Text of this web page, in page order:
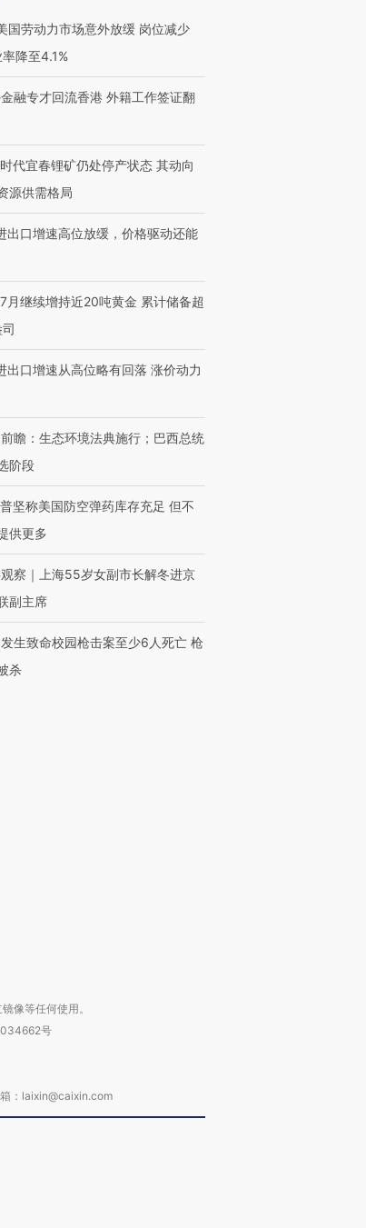
国劳动力市场意外放缓 岗位减少
降至4.1%
融专才回流香港 外籍工作签证翻
代宜春锂矿仍处停产状态 其动向
源供需格局
出口增速高位放缓，价格驱动还能
月继续增持近20吨黄金 累计储备超
出口增速从高位略有回落 涨价动力
瞻：生态环境法典施行；巴西总统
阶段
坚称美国防空弹药库存充足 但不
供更多
观察｜上海55岁女副市长解冬进京
副主席
生致命校园枪击案至少6人死亡 枪
杀
像等任何使用。
号
：laixin@caixin.com